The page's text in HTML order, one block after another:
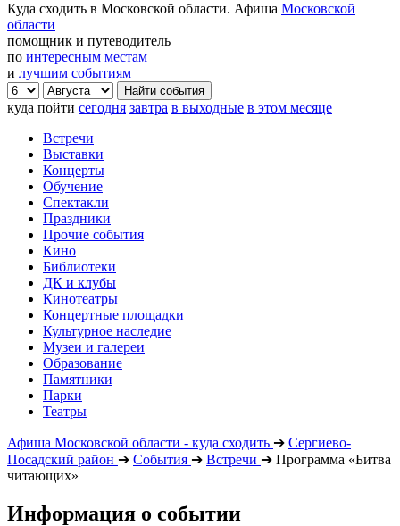
Куда сходить в Московской области. Афиша Московской
области
помощник и путеводитель
по интересным местам
и лучшим событиям
куда пойти сегодня завтра в выходные в этом месяце
Встречи
Выставки
Концерты
Обучение
Спектакли
Праздники
Прочие события
Кино
Библиотеки
ДК и клубы
Кинотеатры
Концертные площадки
Культурное наследие
Музеи и галереи
Образование
Памятники
Парки
Театры
Афиша Московской области - куда сходить ➔ Сергиево-
Посадский район ➔ События ➔ Встречи ➔ Программа «Битва
читающих»
Информация о событии